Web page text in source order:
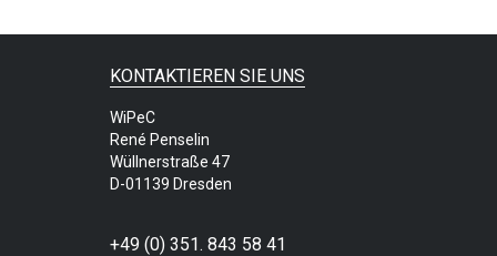
KONTAKTIEREN SIE UNS
WiPeC
René Penselin
Wüllnerstraße 47
D-01139 Dresden
+49 (0) 351. 843 58 41